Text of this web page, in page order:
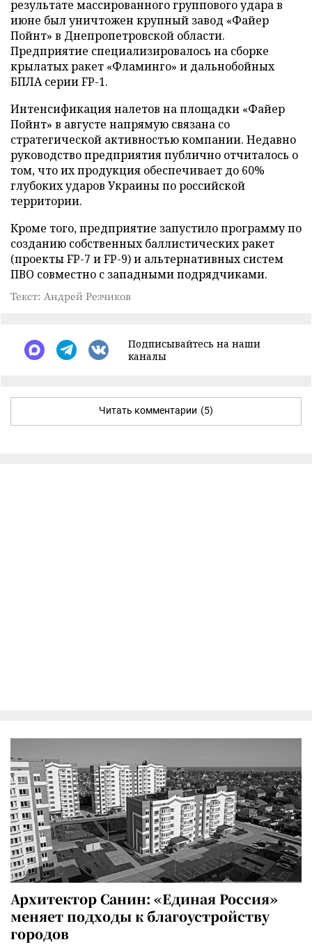
результате массированного группового удара в
июне был уничтожен крупный завод «Файер
Пойнт» в Днепропетровской области.
Предприятие специализировалось на сборке
крылатых ракет «Фламинго» и дальнобойных
БПЛА серии FP-1.
Интенсификация налетов на площадки «Файер
Пойнт» в августе напрямую связана со
стратегической активностью компании. Недавно
руководство предприятия публично отчиталось о
том, что их продукция обеспечивает до 60%
глубоких ударов Украины по российской
территории.
Кроме того, предприятие запустило программу по
созданию собственных баллистических ракет
(проекты FP-7 и FP-9) и альтернативных систем
ПВО совместно с западными подрядчиками.
Текст: Андрей Резчиков
Подписывайтесь на наши
каналы
Читать комментарии (5)
Архитектор Санин: «Единая Россия»
меняет подходы к благоустройству
городов